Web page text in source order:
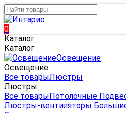
0
Каталог
Каталог
Освещение
Освещение
Все товарыЛюстры
Люстры
Все товарыПотолочные
Люстры-вентиляторы